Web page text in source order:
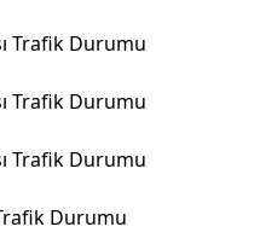
Trafik Durumu
Trafik Durumu
Trafik Durumu
Durumu